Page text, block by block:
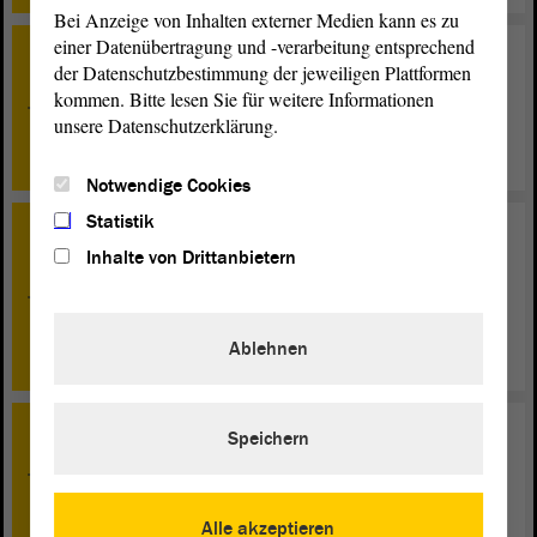
TOP 17
Entwurf eines Zweiten Gesetzes zur Änderung des
Gesetzes über die Öffentlich bestellten
Vermessungsingenieure im Land Sachsen-Anhalt - Erste
Entwurf eines Gesetzes zur Änderung der Bauordnung
Bei Anzeige von Inhalten externer Medien kann es zu
einer Datenübertragung und -verarbeitung entsprechend
der Datenschutzbestimmung der jeweiligen Plattformen
kommen. Bitte lesen Sie für weitere Informationen
unsere Datenschutzerklärung.
Notwendige Cookies
Statistik
Inhalte von Drittanbietern
Alle akzeptieren
Ablehnen
Speichern